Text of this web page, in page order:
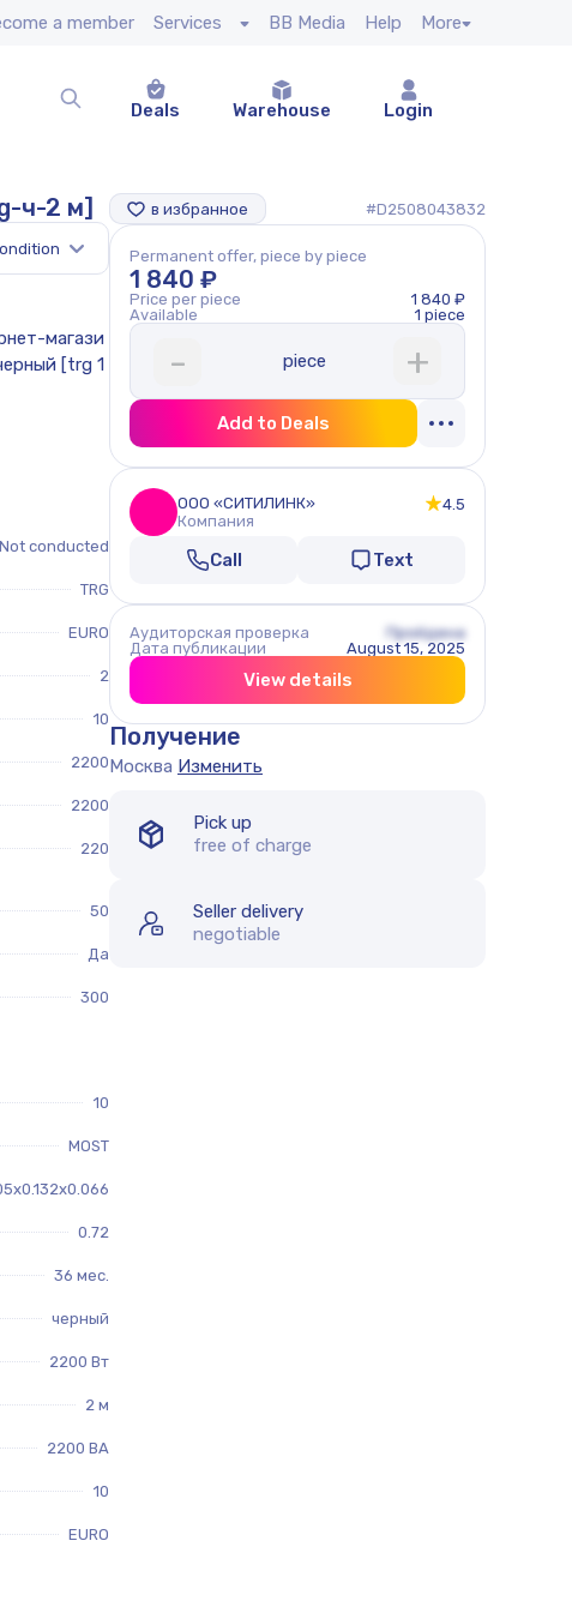
a member Services BB Media Help More
Deals
Warehouse Login
ч-2 м]
Not conducted
TRG
EURO
2
10
2200
2200
220
50
Да
300
10
MOST
0.72
36 мес.
черный
2200 Вт
2 м
2200 ВA
10
EURO
в избранное #D2508043832
Permanent offer, piece by piece
1 840 ₽
Price per piece
1 840 ₽
Available
1 piece
- piece +
Add to Deals
ООО «СИТИЛИНК»
4.5
Компания
Call Text
Аудиторская проверка
Пройдена
Дата публикации
August 15, 2025
View details
Получение
Москва Изменить
Pick up
free of charge
Seller delivery
negotiable